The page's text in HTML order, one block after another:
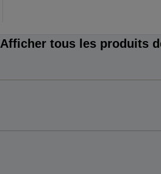
Afficher tous les produits